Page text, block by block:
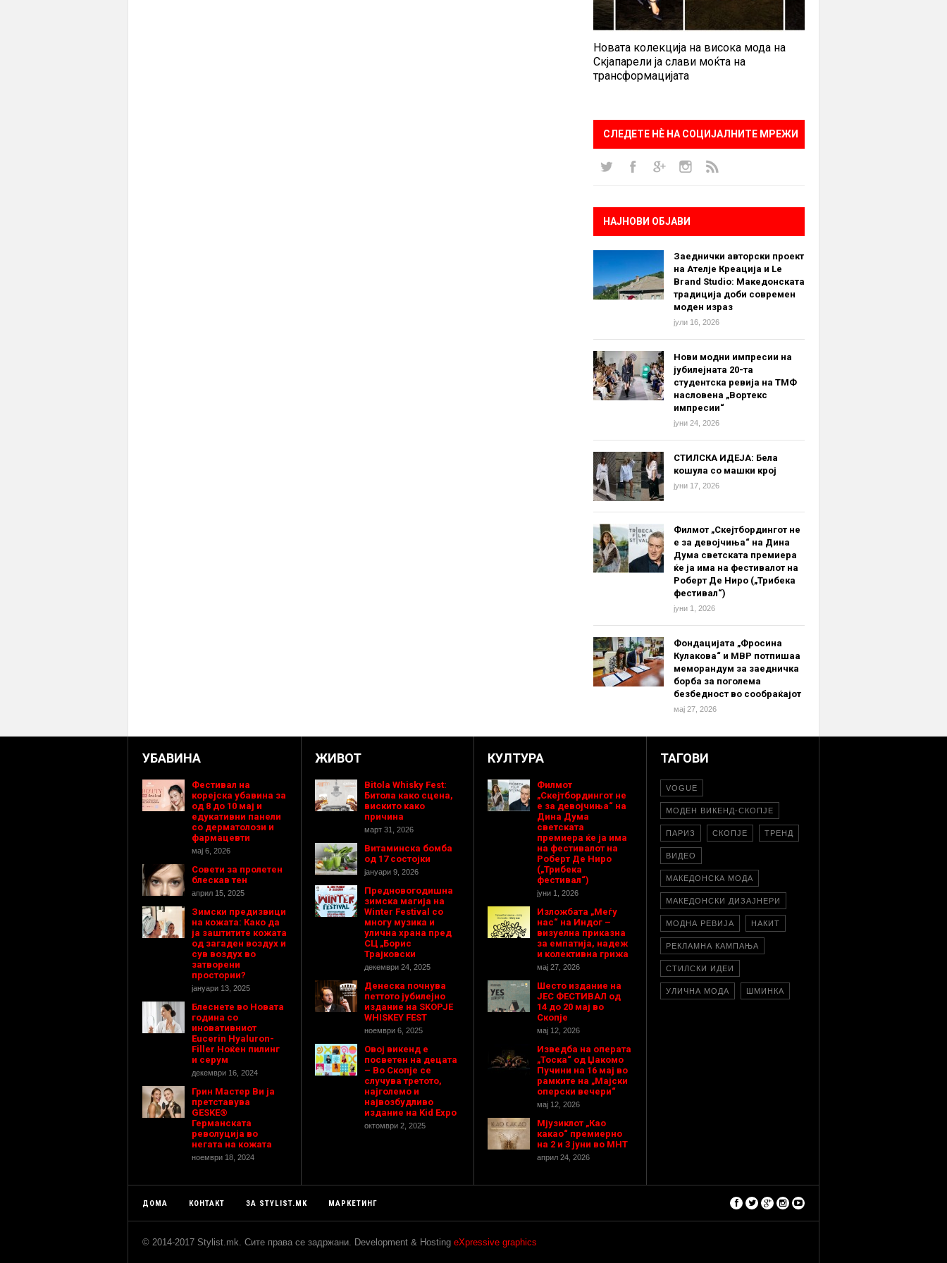
Новата колекција на висока мода на
Скјапарели ја слави моќта на
трансформацијата
СЛЕДЕТЕ НÈ НА СОЦИЈАЛНИТЕ МРЕЖИ
НАЈНОВИ ОБЈАВИ
Заеднички авторски проект
на Ателје Креација и Le
Brand Studio: Македонската
традиција доби современ
моден израз
јули 16, 2026
Нови модни импресии на
јубилејната 20-та
студентска ревија на ТМФ
насловена „Вортекс
импресии“
јуни 24, 2026
СТИЛСКА ИДЕЈА: Бела
кошула со машки крој
јуни 17, 2026
Филмот „Скејтбордингот не
е за девојчиња“ на Дина
Дума светската премиера
ќе ја има на фестивалот на
Роберт Де Ниро („Трибека
фестивал“)
јуни 1, 2026
Фондацијата „Фросина
Кулакова“ и МВР потпишаа
меморандум за заедничка
борба за поголема
безбедност во сообраќајот
мај 27, 2026
УБАВИНА
Фестивал на
корејска убавина за
од 8 до 10 мај и
едукативни панели
со дерматолози и
фармацевти
мај 6, 2026
Совети за пролетен
блескав тен
април 15, 2025
Зимски предизвици
на кожата: Како да
ја заштитите кожата
од загаден воздух и
сув воздух во
затворени
простории?
јануари 13, 2025
Блеснете во Новата
година со
иновативниот
Eucerin Hyaluron-
Filler Ноќен пилинг
и серум
декември 16, 2024
Грин Мастер Ви ја
претставува
GESKE®
Германската
револуција во
негата на кожата
ноември 18, 2024
ЖИВОТ
Bitola Whisky Fest:
Битола како сцена,
вискито како
причина
март 31, 2026
Витаминска бомба
од 17 состојки
јануари 9, 2026
Предновогодишнa
зимска магија на
Winter Festival со
многу музика и
улична храна пред
СЦ „Борис
Трајковски
декември 24, 2025
Денеска почнува
петтото јубилејно
издание на SKOPJE
WHISKEY FEST
ноември 6, 2025
Овој викенд е
посветен на децата
– Во Скопје се
случува третото,
најголемо и
највозбудливо
издание на Kid Expo
октомври 2, 2025
КУЛТУРА
Филмот
„Скејтбордингот не
е за девојчиња“ на
Дина Дума
светската
премиера ќе ја има
на фестивалот на
Роберт Де Ниро
(„Трибека
фестивал“)
јуни 1, 2026
Изложбата „Меѓу
нас“ на Индог –
визуелна приказна
за емпатија, надеж
и колективна грижа
мај 27, 2026
Шесто издание на
ЈЕС ФЕСТИВАЛ од
14 до 20 мај во
Скопје
мај 12, 2026
Изведба на операта
„Тоска“ од Џакомо
Пучини на 16 мај во
рамките на „Мајски
оперски вечери“
мај 12, 2026
Мјузиклот „Као
какао“ премиерно
на 2 и 3 јуни во МНТ
април 24, 2026
ТАГОВИ
VOGUE
МОДЕН ВИКЕНД-СКОПЈЕ
ПАРИЗ СКОПЈЕ ТРЕНД
ВИДЕО
МАКЕДОНСКА МОДА
МАКЕДОНСКИ ДИЗАЈНЕРИ
МОДНА РЕВИЈА НАКИТ
РЕКЛАМНА КАМПАЊА
СТИЛСКИ ИДЕИ
УЛИЧНА МОДА ШМИНКА
ДОМА КОНТАКТ ЗА STYLIST.MK МАРКЕТИНГ
© 2014-2017 Stylist.mk. Сите права се задржани. Development & Hosting eXpressive graphics